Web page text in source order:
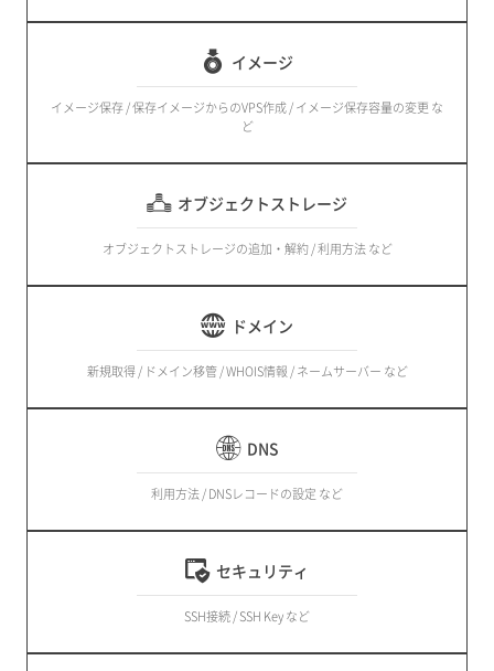
イメージ
イメージ保存 / 保存イメージからのVPS作成 / イメージ保存容量の変更 な
ど
オブジェクトストレージ
オブジェクトストレージの追加・解約 / 利用方法 など
ドメイン
新規取得 / ドメイン移管 / WHOIS情報 / ネームサーバー など
DNS
利用方法 / DNSレコードの設定 など
セキュリティ
SSH接続 / SSH Key など